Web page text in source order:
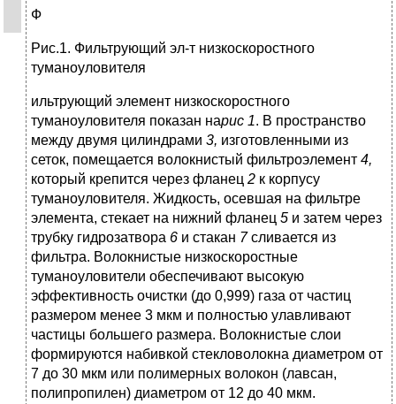
Ф
Рис.1. Фильтрующий эл-т низкоскоростного
туманоуловителя
ильтрующий элемент низкоскоростного
туманоуловителя показан нарис 1. В пространство
между двумя цилиндрами 3, изготовленными из
сеток, помещается волокнистый фильтроэлемент 4,
который крепится через фланец 2 к корпусу
туманоуловителя. Жидкость, осевшая на фильтре
элемента, стекает на нижний фланец 5 и затем через
трубку гидрозатвора 6 и стакан 7 сливается из
фильтра. Волокнистые низкоскоростные
туманоуловители обеспечивают высокую
эффективность очистки (до 0,999) газа от частиц
размером менее 3 мкм и полностью улавливают
частицы большего размера. Волокнистые слои
формируются набивкой стекловолокна диаметром от
7 до 30 мкм или полимерных волокон (лавсан,
полипропилен) диаметром от 12 до 40 мкм.